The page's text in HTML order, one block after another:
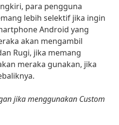
para pengguna
lebih selektif jika ingin
Android yang
akan mengambil
Rugi, jika memang
meraka gunakan, jika
jika menggunakan Custom